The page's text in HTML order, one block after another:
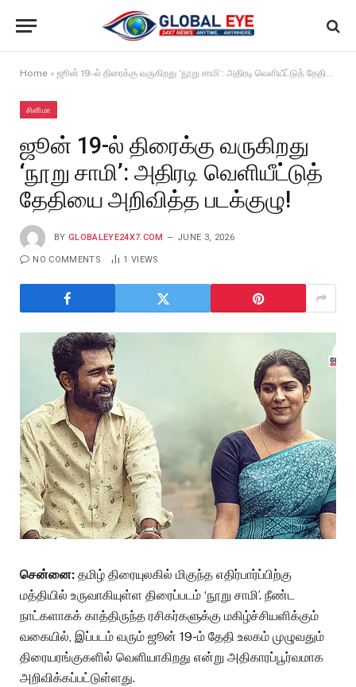
Home » ஜூன் 19-ல் திரைக்கு வருகிறது ‘நூறு சாமி’: அதிரடி வெளியீட்டுத் தேதியை அறிவித்த படக்குழு!
சினிமா
ஜூன் 19-ல் திரைக்கு வருகிறது
‘நூறு சாமி’: அதிரடி வெளியீட்டுத்
தேதியை அறிவித்த படக்குழு!
BY GLOBALEYE24X7.COM JUNE 3, 2026
NO COMMENTS 1 VIEWS
சென்னை: தமிழ் திரையுலகில் மிகுந்த எதிர்பார்ப்பிற்கு
மத்தியில் உருவாகியுள்ள திரைப்படம் ‘நூறு சாமி’. நீண்ட
நாட்களாகக் காத்திருந்த ரசிகர்களுக்கு மகிழ்ச்சியளிக்கும்
வகையில், இப்படம் வரும் ஜூன் 19-ம் தேதி உலகம் முழுவதும்
திரையரங்குகளில் வெளியாகிறது என்று அதிகாரப்பூர்வமாக
அறிவிக்கப்பட்டுள்ளது.